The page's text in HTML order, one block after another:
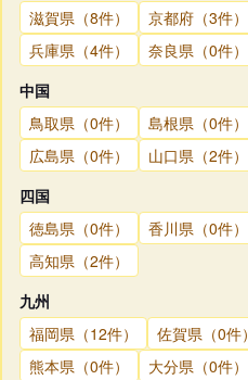
滋賀県（8件）
京都府（3件）
兵庫県（4件）
奈良県（0件）
中国
鳥取県（0件）
島根県（0件）
広島県（0件）
山口県（2件）
四国
徳島県（0件）
香川県（0件）
高知県（2件）
九州
福岡県（12件）
佐賀県（0件）
熊本県（0件）
大分県（0件）